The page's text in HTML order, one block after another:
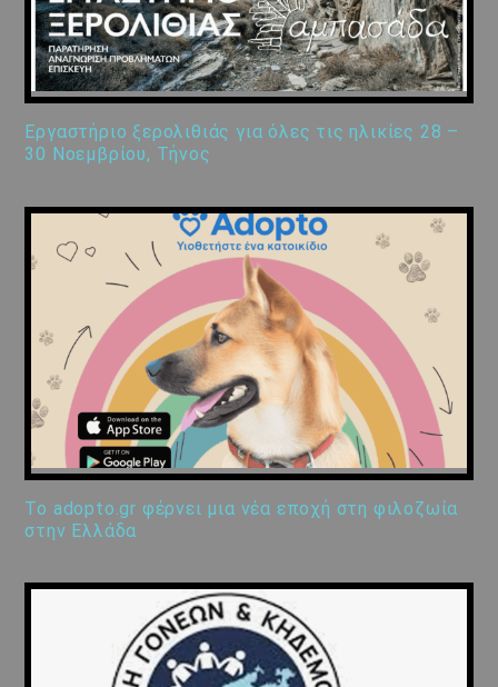
Εργαστήριο ξερολιθιάς για όλες τις ηλικίες 28 –
30 Νοεμβρίου, Τήνος
Το adopto.gr φέρνει μια νέα εποχή στη φιλοζωία
στην Ελλάδα